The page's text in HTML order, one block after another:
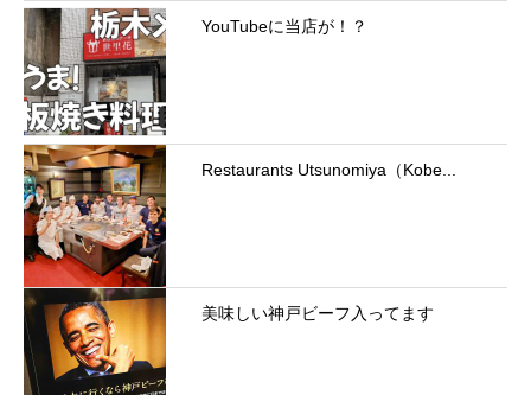
YouTubeに当店が！？
Restaurants Utsunomiya（Kobe...
美味しい神戸ビーフ入ってます